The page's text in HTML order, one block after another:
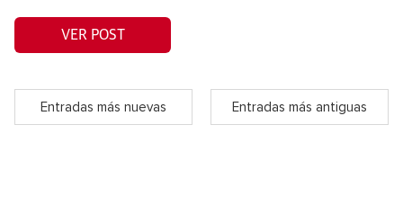
VER POST
Entradas más nuevas Entradas más antiguas